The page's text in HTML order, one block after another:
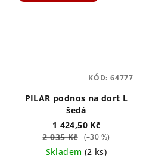
PILAR podnos na dort L
šedá
1 424,50 Kč
2 035 Kč
(–30 %)
Skladem (2 ks)
KÓD: 64777